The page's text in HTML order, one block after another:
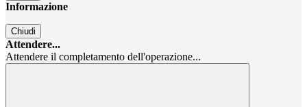
Informazione
Chiudi
Attendere...
Attendere il completamento dell'operazione...